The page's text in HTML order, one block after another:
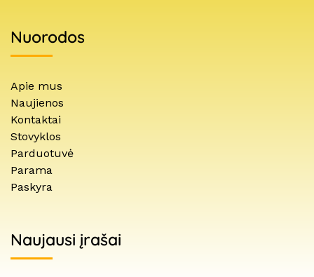
Nuorodos
Apie mus
Naujienos
Kontaktai
Stovyklos
Parduotuvė
Parama
Paskyra
Naujausi įrašai